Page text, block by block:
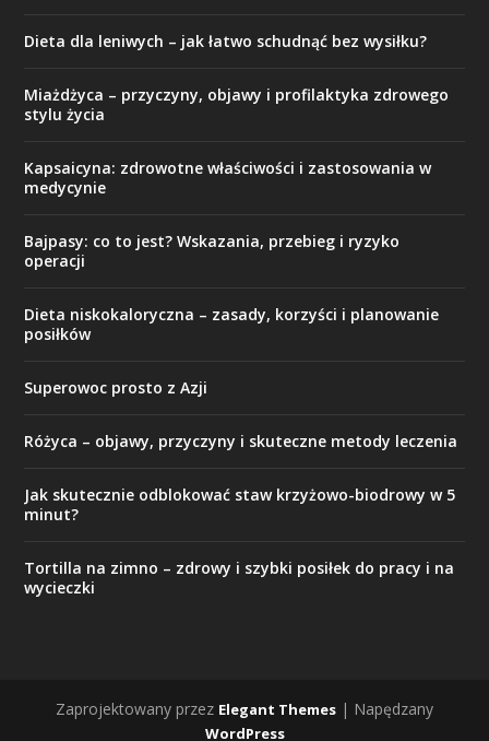
Dieta dla leniwych – jak łatwo schudnąć bez wysiłku?
Miażdżyca – przyczyny, objawy i profilaktyka zdrowego
stylu życia
Kapsaicyna: zdrowotne właściwości i zastosowania w
medycynie
Bajpasy: co to jest? Wskazania, przebieg i ryzyko
operacji
Dieta niskokaloryczna – zasady, korzyści i planowanie
posiłków
Superowoc prosto z Azji
Różyca – objawy, przyczyny i skuteczne metody leczenia
Jak skutecznie odblokować staw krzyżowo-biodrowy w 5
minut?
Tortilla na zimno – zdrowy i szybki posiłek do pracy i na
wycieczki
Zaprojektowany przez Elegant Themes | Napędzany
WordPress